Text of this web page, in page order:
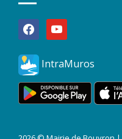
facebookyoutube
IntraMuros